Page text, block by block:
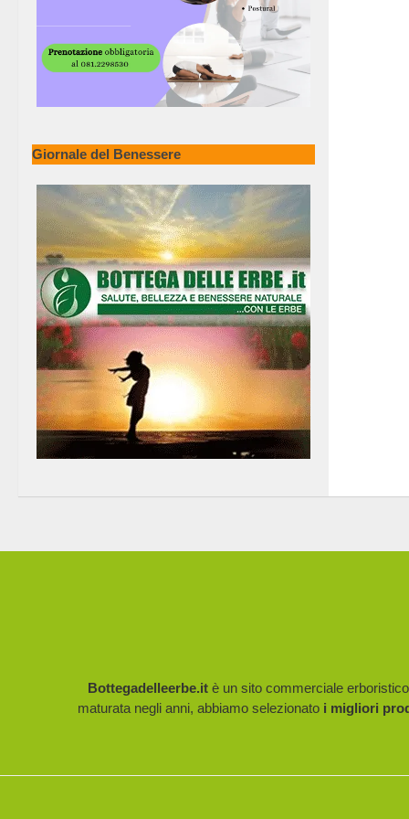
Giornale del Benessere
Bottegadelleerbe.it è un sito commerciale
maturata negli anni, abbiamo selezionato i migliori